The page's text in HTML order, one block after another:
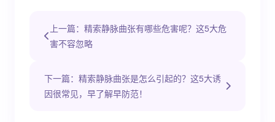
上一篇：精索静脉曲张有哪些危害呢？这5大危
害不容忽略
下一篇：精索静脉曲张是怎么引起的？这5大诱
因很常见，早了解早防范！